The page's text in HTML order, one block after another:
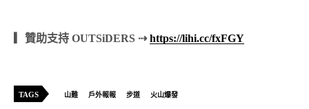
▎贊助支持 OUTSiDERS ⇢https://lihi.cc/fxFGY
TAGS 山難 戶外報報 步道 火山爆發